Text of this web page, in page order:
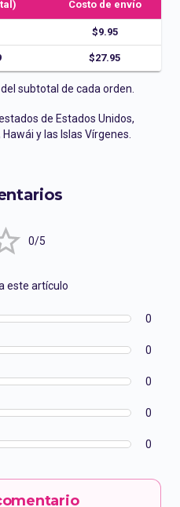
Costo de envío
$9.95
$27.95
subtotal de cada orden.
de Estados Unidos,
y las Islas Vírgenes.
Stars
Empty
0/5
este artículo
0
0
0
0
0